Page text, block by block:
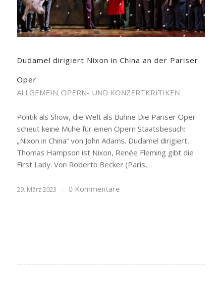
Dudamel dirigiert Nixon in China an der Pariser
Oper
ALLGEMEIN, OPERN- UND KONZERTKRITIKEN
Politik als Show, die Welt als Bühne Die Pariser Oper
scheut keine Mühe für einen Opern Staatsbesuch:
„Nixon in China“ von John Adams. Dudamel dirigiert,
Thomas Hampson ist Nixon, Renée Fleming gibt die
First Lady. Von Roberto Becker (Paris,…
29. März 2023 / 0 Kommentare